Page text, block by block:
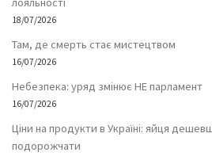
18/07/2026
Там, де смерть стає мистецтвом
16/07/2026
Небезпека: уряд змінює НЕ парламент
16/07/2026
Ціни на продукти в Україні: яйця
подорожчати